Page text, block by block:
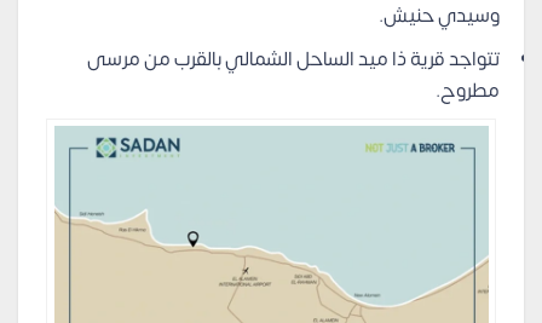
وسيدي حنيش.
تتواجد قرية ذا ميد الساحل الشمالي بالقرب من مرسى
مطروح.